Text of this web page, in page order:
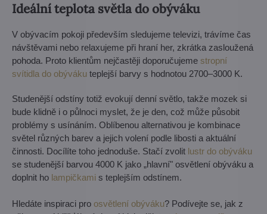
Ideální teplota světla do obýváku
V obývacím pokoji především sledujeme televizi, trávíme čas
návštěvami nebo relaxujeme při hraní her, zkrátka zasloužená
pohoda. Proto klientům nejčastěji doporučujeme stropní
svítidla do obýváku teplejší barvy s hodnotou 2700–3000 K.
Studenější odstíny totiž evokují denní světlo, takže mozek si
bude klidně i o půlnoci myslet, že je den, což může působit
problémy s usínáním. Oblíbenou alternativou je kombinace
světel různých barev a jejich volení podle libosti a aktuální
činnosti. Docílíte toho jednoduše. Stačí zvolit lustr do obýváku
se studenější barvou 4000 K jako „hlavní" osvětlení obýváku a
doplnit ho lampičkami s teplejším odstínem.
Hledáte inspiraci pro osvětlení obýváku? Podívejte se, jak z